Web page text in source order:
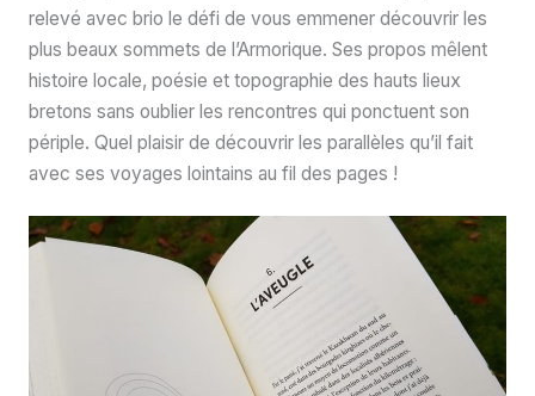
relevé avec brio le défi de vous emmener découvrir les
plus beaux sommets de l’Armorique. Ses propos mêlent
histoire locale, poésie et topographie des hauts lieux
bretons sans oublier les rencontres qui ponctuent son
périple. Quel plaisir de découvrir les parallèles qu’il fait
avec ses voyages lointains au fil des pages !